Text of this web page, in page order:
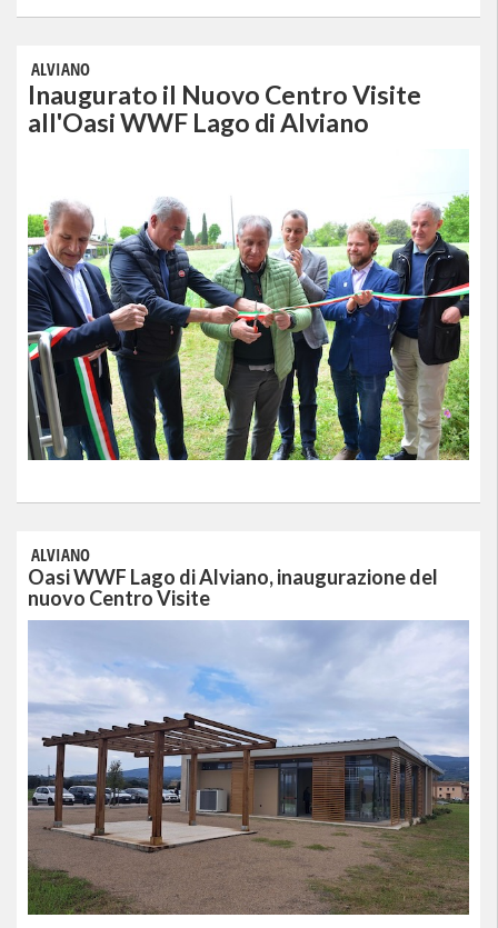
ALVIANO
Inaugurato il Nuovo Centro Visite
all'Oasi WWF Lago di Alviano
ALVIANO
Oasi WWF Lago di Alviano, inaugurazione del
nuovo Centro Visite